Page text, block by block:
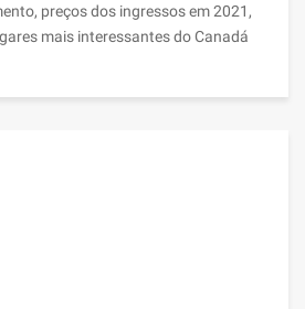
preços dos ingressos em 2021,
mais interessantes do Canadá